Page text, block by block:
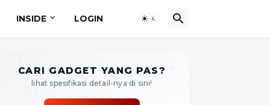
INSIDE LOGIN
CARI GADGET YANG PAS?
lihat spesifikasi detail-nya di sini!